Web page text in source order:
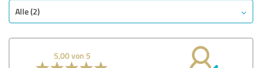
Alle (2)
5,00 von 5